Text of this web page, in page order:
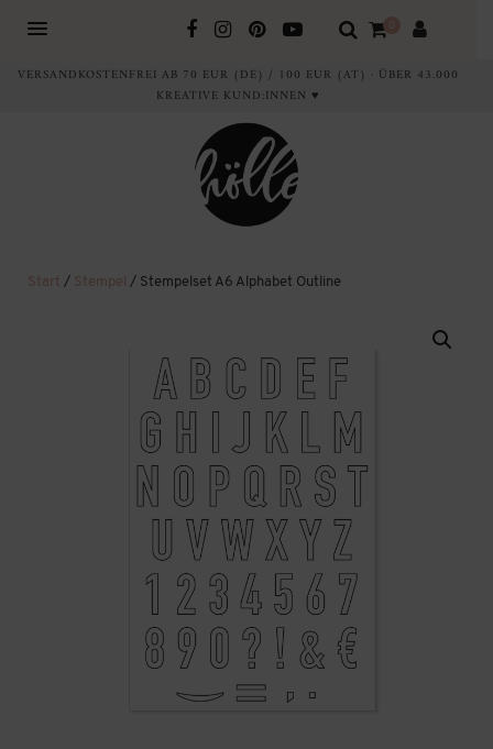
0
VERSANDKOSTENFREI AB 70 EUR (DE) / 100 EUR (AT) · ÜBER 43.000
KREATIVE KUND:INNEN ♥
Start / Stempel / Stempelset A6 Alphabet Outline